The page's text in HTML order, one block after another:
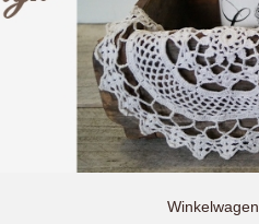
Winkelwagen